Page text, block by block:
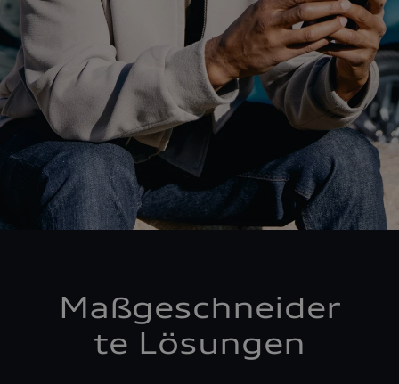
Maßgeschneider
te Lösungen